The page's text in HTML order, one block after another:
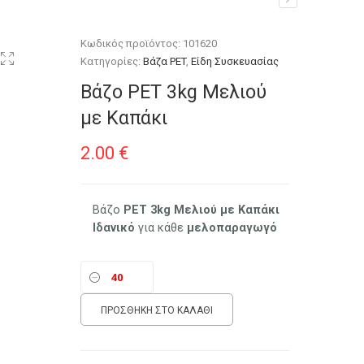
Κωδικός προϊόντος: 101620
Κατηγορίες:Βάζα PET,Είδη Συσκευασίας
Βάζο PET 3kg Μελιού
με Καπάκι
2.00 €
Βάζο PET 3kg Μελιού με Καπάκι
Ιδανικό για κάθε μελοπαραγωγό
ΠΡΟΣΘΉΚΗ ΣΤΟ ΚΑΛΆΘΙ